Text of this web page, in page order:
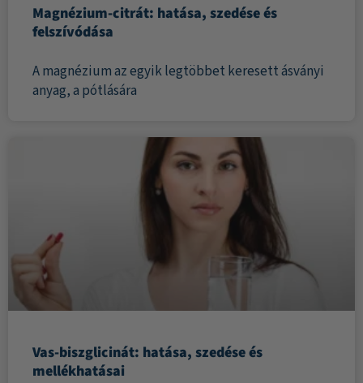
Magnézium-citrát: hatása, szedése és
felszívódása
A magnézium az egyik legtöbbet keresett ásványi
anyag, a pótlására
Vas-biszglicinát: hatása, szedése és
mellékhatásai